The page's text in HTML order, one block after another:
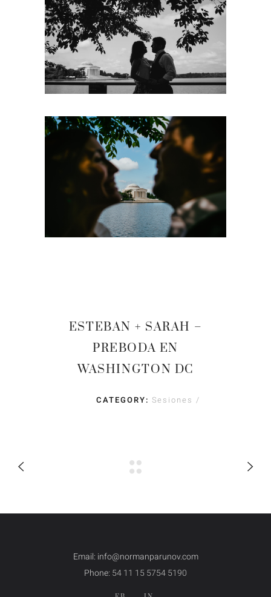
ESTEBAN + SARAH –
PREBODA EN
WASHINGTON DC
CATEGORY: Sesiones
Email: info@normanparunov.com
Phone: 54 11 15 5754 5190